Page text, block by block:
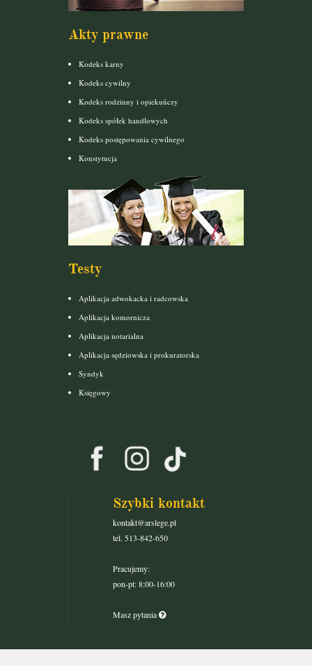
Akty prawne
Kodeks karny
Kodeks cywilny
Kodeks rodzinny i opiekuńczy
Kodeks spółek handlowych
Kodeks postępowania cywilnego
Konstytucja
Testy
Aplikacja adwokacka i radcowska
Aplikacja komornicza
Aplikacja notarialna
Aplikacja sędziowska i prokuratorska
Syndyk
Księgowy
Szybki kontakt
kontakt@arslege.pl
tel. 513-842-650
Pracujemy:
pon-pt: 8:00-16:00
Masz pytania